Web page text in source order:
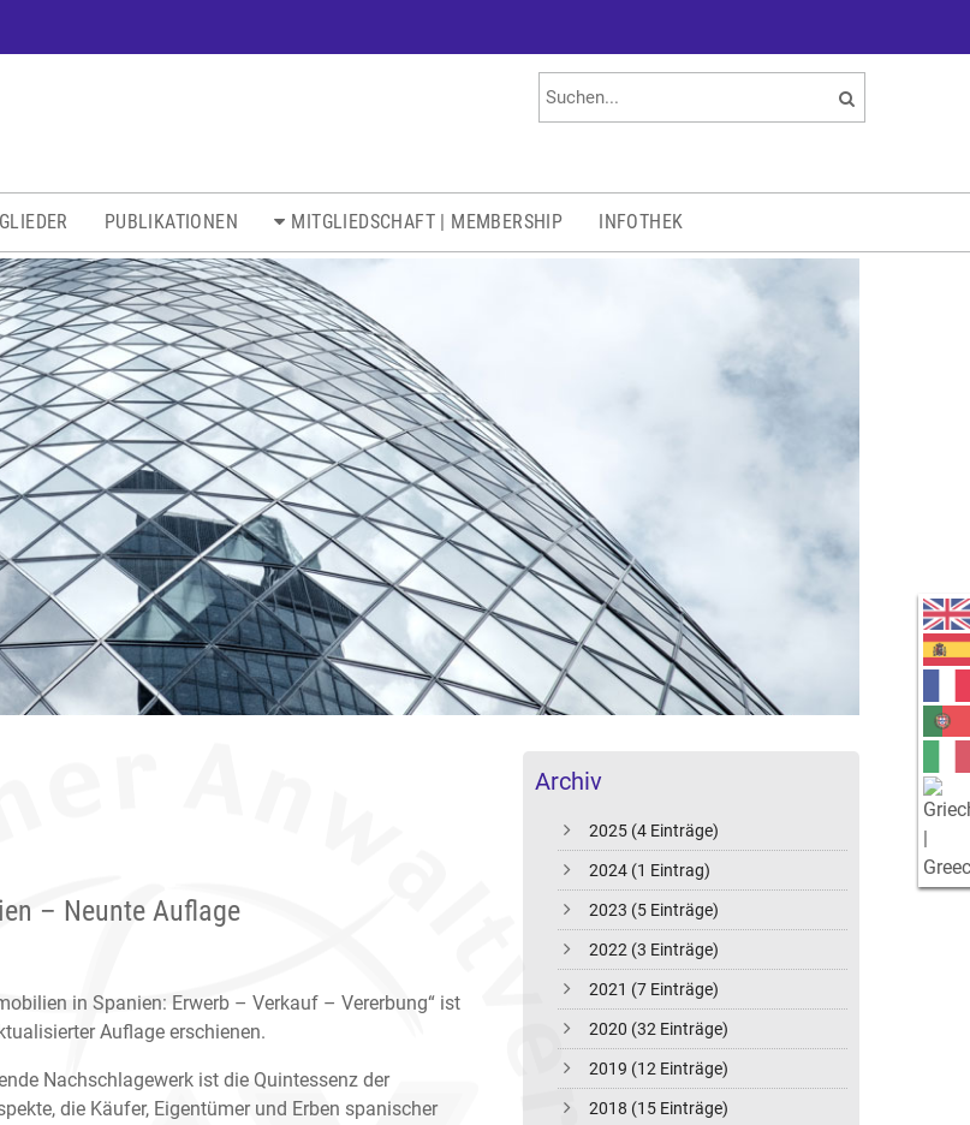
PUBLIKATIONEN MITGLIEDSCHAFT | MEMBERSHIP INFOTHEK
Archiv
2025 (4 Einträge)
2024 (1 Eintrag)
2023 (5 Einträge)
2022 (3 Einträge)
2021 (7 Einträge)
2020 (32 Einträge)
2019 (12 Einträge)
2018 (15 Einträge)
– Neunte Auflage
in Spanien: Erwerb – Verkauf – Vererbung“ ist
Auflage erschienen.
Nachschlagewerk ist die Quintessenz der
die Käufer, Eigentümer und Erben spanischer